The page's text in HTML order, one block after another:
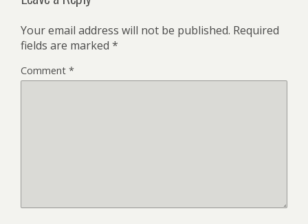
Your email address will not be published. Required
fields are marked *
Comment *